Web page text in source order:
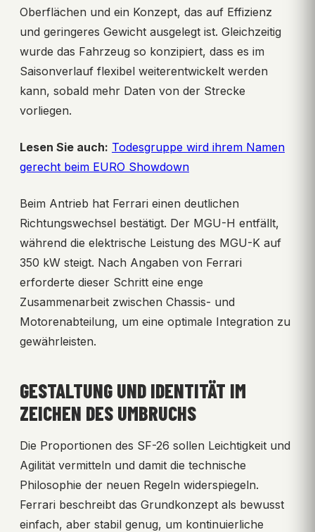
Oberflächen und ein Konzept, das auf Effizienz
und geringeres Gewicht ausgelegt ist. Gleichzeitig
wurde das Fahrzeug so konzipiert, dass es im
Saisonverlauf flexibel weiterentwickelt werden
kann, sobald mehr Daten von der Strecke
vorliegen.
Lesen Sie auch: Todesgruppe wird ihrem Namen
gerecht beim EURO Showdown
Beim Antrieb hat Ferrari einen deutlichen
Richtungswechsel bestätigt. Der MGU-H entfällt,
während die elektrische Leistung des MGU-K auf
350 kW steigt. Nach Angaben von Ferrari
erforderte dieser Schritt eine enge
Zusammenarbeit zwischen Chassis- und
Motorenabteilung, um eine optimale Integration zu
gewährleisten.
GESTALTUNG UND IDENTITÄT IM
ZEICHEN DES UMBRUCHS
Die Proportionen des SF-26 sollen Leichtigkeit und
Agilität vermitteln und damit die technische
Philosophie der neuen Regeln widerspiegeln.
Ferrari beschreibt das Grundkonzept als bewusst
einfach, aber stabil genug, um kontinuierliche